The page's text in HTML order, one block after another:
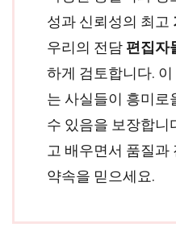
성과 신뢰성의 최고
우리의 전담 편집자
하게 검토합니다.
는 사실들이 흥미로
수 있음을 보장합니
고 배우면서 품질과
약속을 믿으세요.